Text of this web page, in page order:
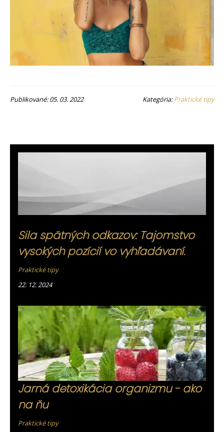
Publikované: 05. 03. 2022 Kategória:Praktické tipy
Sila spätných odkazov: Tajomstvo
vysokých pozícií vo vyhľadávaní.
Praktické tipy
22. 12. 2024
Jarná detoxikácia organizmu - ako
na ňu
Praktické tipy